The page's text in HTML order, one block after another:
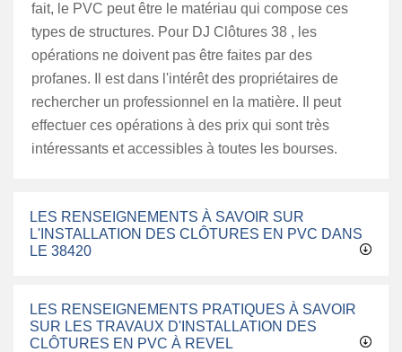
fait, le PVC peut être le matériau qui compose ces
types de structures. Pour DJ Clôtures 38 , les
opérations ne doivent pas être faites par des
profanes. Il est dans l'intérêt des propriétaires de
rechercher un professionnel en la matière. Il peut
effectuer ces opérations à des prix qui sont très
intéressants et accessibles à toutes les bourses.
LES RENSEIGNEMENTS À SAVOIR SUR
L'INSTALLATION DES CLÔTURES EN PVC DANS
LE 38420
LES RENSEIGNEMENTS PRATIQUES À SAVOIR
SUR LES TRAVAUX D'INSTALLATION DES
CLÔTURES EN PVC À REVEL